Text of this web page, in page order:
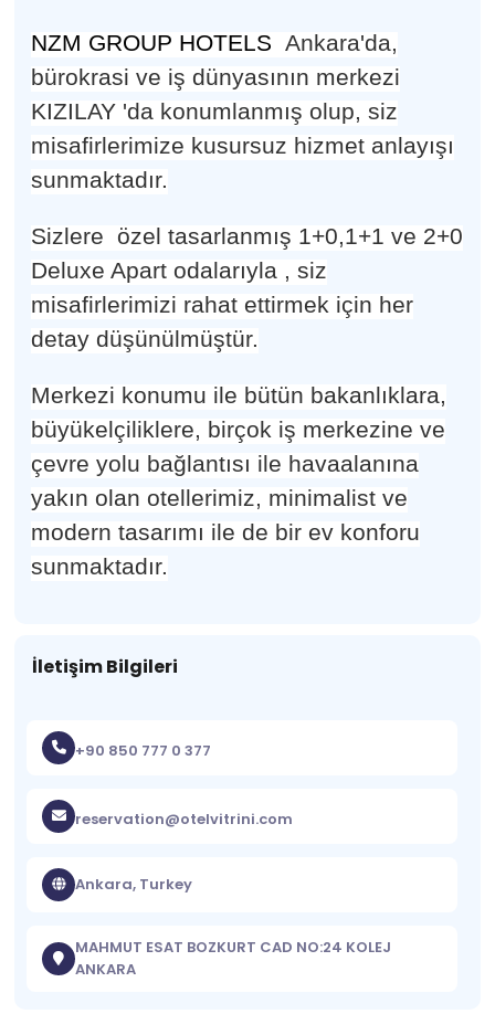
NZM GROUP HOTELS Ankara'da,
bürokrasi ve iş dünyasının merkezi
KIZILAY 'da konumlanmış olup, siz
misafirlerimize kusursuz hizmet anlayışı
sunmaktadır.
Sizlere özel tasarlanmış 1+0,1+1 ve 2+0
Deluxe Apart odalarıyla , siz
misafirlerimizi rahat ettirmek için her
detay düşünülmüştür.
Merkezi konumu ile bütün bakanlıklara,
büyükelçiliklere, birçok iş merkezine ve
çevre yolu bağlantısı ile havaalanına
yakın olan otellerimiz, minimalist ve
modern tasarımı ile de bir ev konforu
sunmaktadır.
İletişim Bilgileri
+90 850 777 0 377
reservation@otelvitrini.com
Ankara, Turkey
MAHMUT ESAT BOZKURT CAD NO:24 KOLEJ
ANKARA